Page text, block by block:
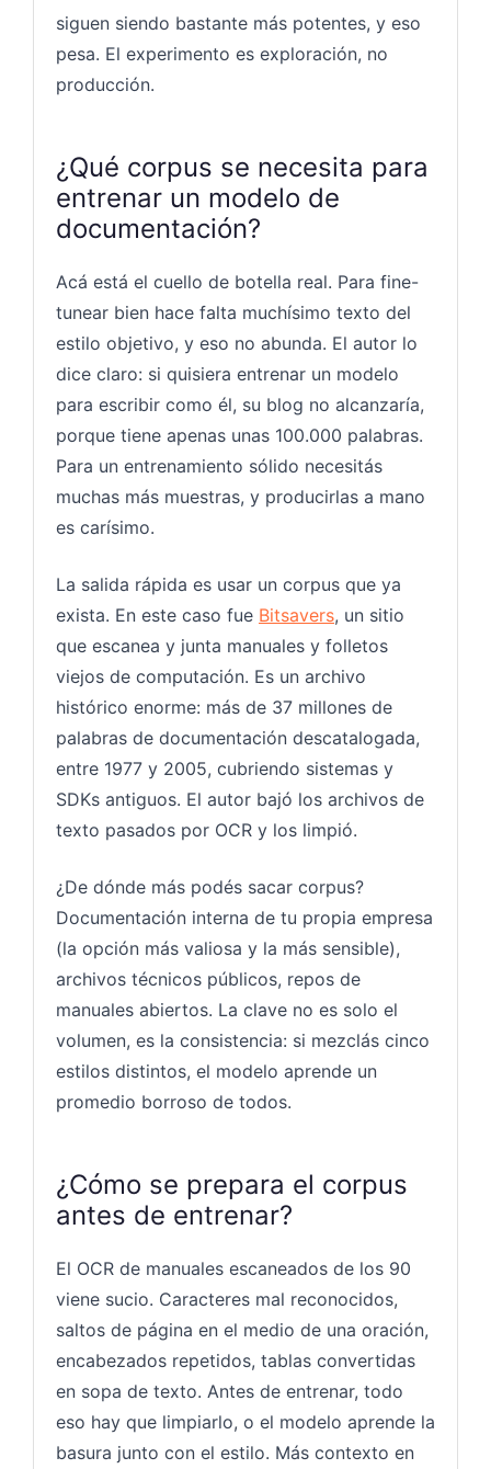
siguen siendo bastante más potentes, y eso
pesa. El experimento es exploración, no
producción.
¿Qué corpus se necesita para
entrenar un modelo de
documentación?
Acá está el cuello de botella real. Para fine-
tunear bien hace falta muchísimo texto del
estilo objetivo, y eso no abunda. El autor lo
dice claro: si quisiera entrenar un modelo
para escribir como él, su blog no alcanzaría,
porque tiene apenas unas 100.000 palabras.
Para un entrenamiento sólido necesitás
muchas más muestras, y producirlas a mano
es carísimo.
La salida rápida es usar un corpus que ya
exista. En este caso fue Bitsavers, un sitio
que escanea y junta manuales y folletos
viejos de computación. Es un archivo
histórico enorme: más de 37 millones de
palabras de documentación descatalogada,
entre 1977 y 2005, cubriendo sistemas y
SDKs antiguos. El autor bajó los archivos de
texto pasados por OCR y los limpió.
¿De dónde más podés sacar corpus?
Documentación interna de tu propia empresa
(la opción más valiosa y la más sensible),
archivos técnicos públicos, repos de
manuales abiertos. La clave no es solo el
volumen, es la consistencia: si mezclás cinco
estilos distintos, el modelo aprende un
promedio borroso de todos.
¿Cómo se prepara el corpus
antes de entrenar?
El OCR de manuales escaneados de los 90
viene sucio. Caracteres mal reconocidos,
saltos de página en el medio de una oración,
encabezados repetidos, tablas convertidas
en sopa de texto. Antes de entrenar, todo
eso hay que limpiarlo, o el modelo aprende la
basura junto con el estilo. Más contexto en